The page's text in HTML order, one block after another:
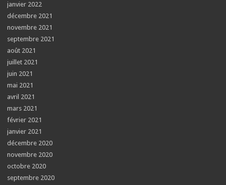
janvier 2022
décembre 2021
novembre 2021
septembre 2021
août 2021
juillet 2021
juin 2021
mai 2021
avril 2021
mars 2021
février 2021
janvier 2021
décembre 2020
novembre 2020
octobre 2020
septembre 2020